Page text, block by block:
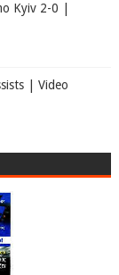
Kyiv 2-0 |
| Video